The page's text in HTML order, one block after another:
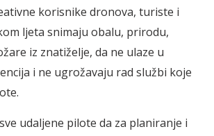
korisnike dronova, turiste i
ljeta snimaju obalu, prirodu,
iz znatiželje, da ne ulaze u
i ne ugrožavaju rad službi koje
udaljene pilote da za planiranje i